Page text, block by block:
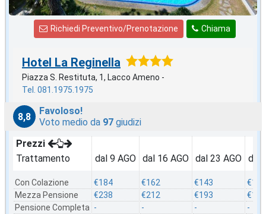
Chiama
Richiedi Preventivo/Prenotazione
Hotel La Reginella
Piazza S. Restituta, 1, Lacco Ameno -
Tel. 081.1975.1975
8,8
Favoloso!
Voto medio da 97 giudizi
Prezzi
Trattamento
Con Colazione
Mezza Pensione
Pensione Completa
dal 9 AGO
€184
€238
-
dal 16 AGO
€162
€212
-
dal 23 AGO
€143
€193
-
dal
€124
€174
-